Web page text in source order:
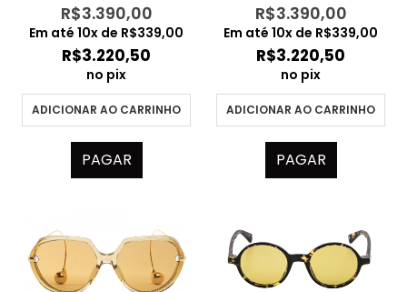
R$3.390,00
Em até 10x de R$339,00
R$3.220,50
no pix
ADICIONAR AO CARRINHO
PAGAR
R$3.390,00
Em até 10x de R$339,00
R$3.220,50
no pix
ADICIONAR AO CARRINHO
PAGAR